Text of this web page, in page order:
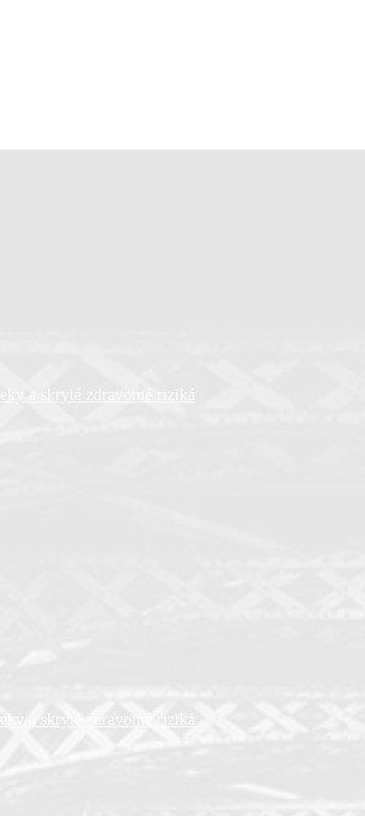
a skryté zdravotné riziká
a skryté zdravotné riziká